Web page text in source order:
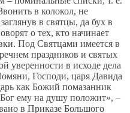
в колокол, не
в святцы, да бух в
о тех, кто начинает
Под Святцами имеется в
праздников и святых
уверенности в исходе дела
Господи, царя Давида
как Божий помазанник
ему на душу положит», –
в Приказе Большого